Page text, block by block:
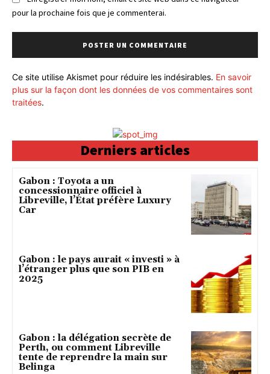
pour la prochaine fois que je commenterai.
Ce site utilise Akismet pour réduire les indésirables. En savoir
plus sur la façon dont les données de vos commentaires sont
traitées.
Derniers articles
Gabon : Toyota a un
concessionnaire officiel à
Libreville, l’État préfère Luxury
Car
Gabon : le pays aurait « investi » à
l’étranger plus que son PIB en
2025
Gabon : la délégation secrète de
Perth, ou comment Libreville
tente de reprendre la main sur
Belinga